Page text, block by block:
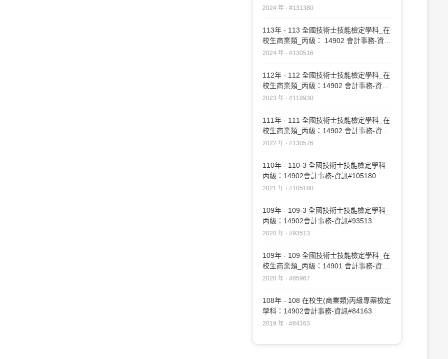
2024 年 · #131380
113年 - 113 全國技術士技能檢定學科_在
校生商業類_丙級： 14902 會計事務-資訊
#130516
2024 年 · #130516
112年 - 112 全國技術士技能檢定學科_在
校生商業類_丙級：14902 會計事務-資訊
#118930
2023 年 · #118930
111年 - 111 全國技術士技能檢定學科_在
校生商業類_丙級：14902 會計事務-資訊
#130576
2022 年 · #130576
110年 - 110-3 全國技術士技能檢定學科_
丙級：14902會計事務-資訊#105180
2021 年 · #105180
109年 - 109-3 全國技術士技能檢定學科_
丙級：14902會計事務-資訊#93513
2020 年 · #93513
109年 - 109 全國技術士技能檢定學科_在
校生商業類_丙級：14901 會計事務-資訊
#85967
2020 年 · #85967
108年 - 108 在校生(商業類)丙級專案檢定
學科：14902會計事務-資訊#84163
2019 年 · #84163